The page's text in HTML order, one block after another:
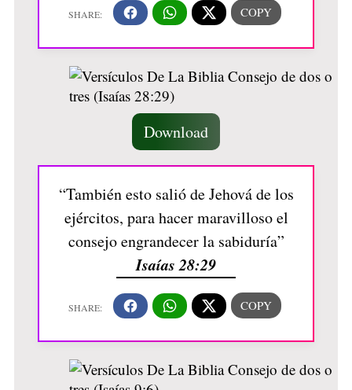
Download
“También esto salió de Jehová de los
ejércitos, para hacer maravilloso el
consejo engrandecer la sabiduría”
Isaías 28:29